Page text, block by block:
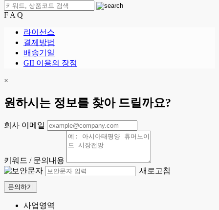
F A Q
라이선스
결제방법
배송기일
GII 이용의 장점
×
원하시는 정보를 찾아 드릴까요?
회사 이메일
키워드 / 문의내용
새로고침
문의하기
사업영역